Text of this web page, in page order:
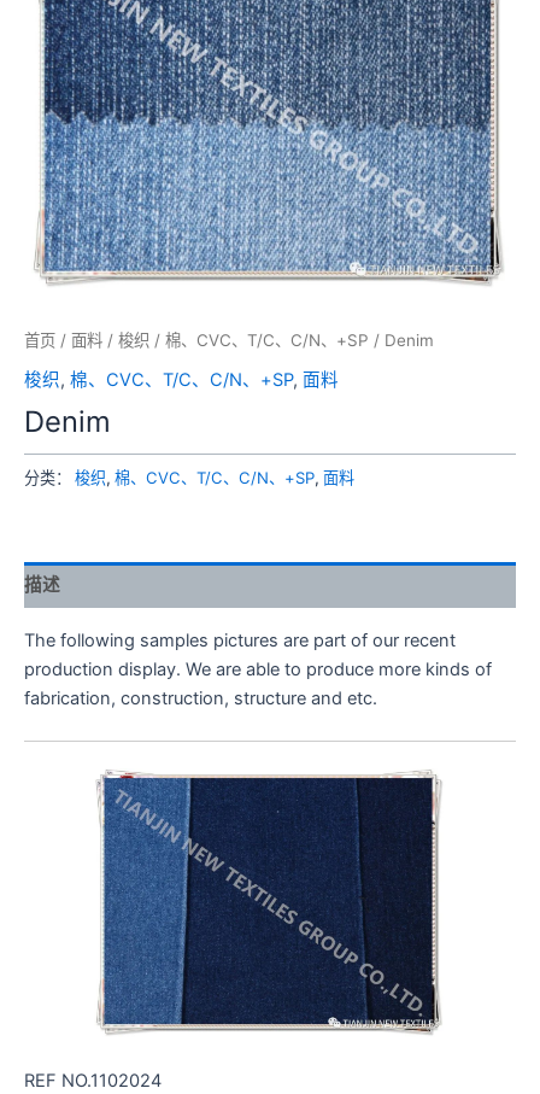
首页 / 面料 / 梭织 / 棉、CVC、T/C、C/N、+SP / Denim
梭织, 棉、CVC、T/C、C/N、+SP, 面料
Denim
分类： 梭织, 棉、CVC、T/C、C/N、+SP, 面料
描述
The following samples pictures are part of our recent
production display. We are able to produce more kinds of
fabrication, construction, structure and etc.
REF NO.1102024